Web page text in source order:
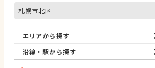
札幌市北区
エリアから探す
沿線・駅から探す